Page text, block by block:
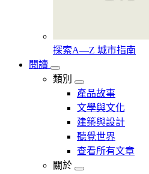
探索A—Z 城市指南
閱讀
類別
產品故事
文學與文化
建築與設計
聽覺世界
查看所有文章
關於